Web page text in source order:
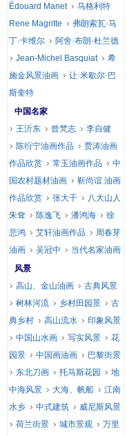
Édouard Manet
马格利特
Rene Magritte
弗朗索瓦·马
丁·卡维尔
阿舍·布朗·杜兰德
Jean-Michel Basquiat
希
施金风景油画
让·米歇尔·巴
斯奎特
中国名家
王沂东
曾梵志
李自健
陈衍宁油画作品
贾涛油画
作品欣赏
常玉油画作品
中
国农村题材油画
靳尚谊 油画
作品欣赏
张大千
八大山人
朱耷
陈逸飞 潘鸿海
徐
悲鸿
艾轩油画作品
周春芽
油画
吴冠中
当代名家油画
风景
高山、金山油画
古典风景
树林河流
乡村田园景
古
典乡村
高山流水
印象风景
中国山水画
写实风景
花
园景
中国画油画
巴黎街景
东北刀画
托马斯花园
地
中海风景
大海、帆船
江南
水乡
中式建筑
威尼斯风景
荷兰街景
城市景观
万里